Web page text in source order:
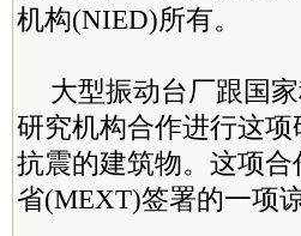
机构(NIED)所有。
大型振动台厂跟国
研究机构合作进行这
抗震的建筑物。这项
省(MEXT)签署的一项